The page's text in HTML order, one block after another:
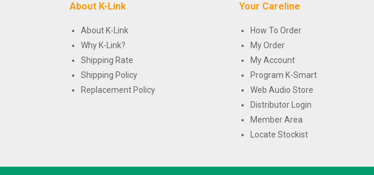
About K-Link
About K-Link
Why K-Link?
Shipping Rate
Shipping Policy
Replacement Policy
Your Careline
How To Order
My Order
My Account
Program K-Smart
Web Audio Store
Distributor Login
Member Area
Locate Stockist